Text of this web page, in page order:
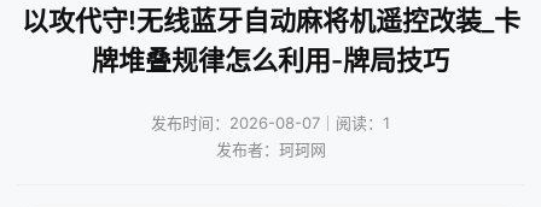
以攻代守!无线蓝牙自动麻将机遥控改装_卡
牌堆叠规律怎么利用-牌局技巧
发布时间：2026-08-07｜阅读：1
发布者：珂珂网